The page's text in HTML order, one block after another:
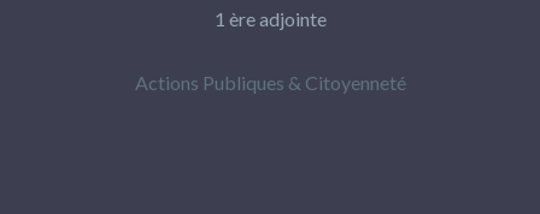
1 ère adjointe
Actions Publiques & Citoyenneté